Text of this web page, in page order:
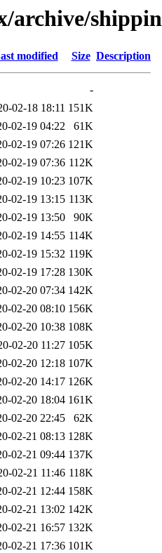
archive/
modified Size Description
-
02-18 18:11 151K
02-19 04:22
61K
02-19 07:26 121K
02-19 07:36 112K
02-19 10:23 107K
02-19 13:15 113K
02-19 13:50
90K
02-19 14:55 114K
02-19 15:32 119K
02-19 17:28 130K
02-20 07:34 142K
02-20 08:10 156K
02-20 10:38 108K
02-20 11:27 105K
02-20 12:18 107K
02-20 14:17 126K
02-20 18:04 161K
02-20 22:45
62K
02-21 08:13 128K
02-21 09:44 137K
02-21 11:46 118K
02-21 12:44 158K
02-21 13:02 142K
02-21 16:57 132K
02-21 17:36 101K